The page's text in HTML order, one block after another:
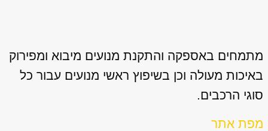
מתמחים באספקה והתקנת מנועים מיבוא ומפירוק
באיכות מעולה וכן בשיפוץ ראשי מנועים עבור כל
סוגי הרכבים.
מפת אתר